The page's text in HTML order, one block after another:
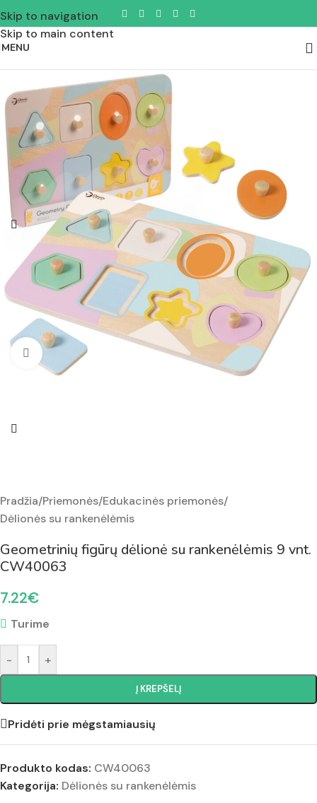
Skip to navigation
Skip to main content
MENU
Padidinti nuotrauką
Pradžia/Priemonės/Edukacinės priemonės/
Dėlionės su rankenėlėmis
Geometrinių figūrų dėlionė su rankenėlėmis 9 vnt.
CW40063
7.22€
Turime
- +
Į KREPŠELĮ
Pridėti prie mėgstamiausių
Produkto kodas: CW40063
Kategorija: Dėlionės su rankenėlėmis